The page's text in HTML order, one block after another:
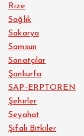
Rize
Sağlık
Sakarya
Samsun
Sanatçılar
Şanlıurfa
SAP-ERPTOREN
Şehirler
Seyahat
Şifalı Bitkiler